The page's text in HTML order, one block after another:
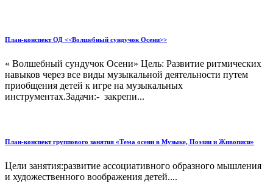
План-конспект ОД <<Волшебный сундучок Осени>>
« Волшебный сундучок Осени» Цель: Развитие ритмических
навыков через все виды музыкальной деятельности путем
приобщения детей к игре на музыкальных
инструментах.Задачи:- закрепи...
План-конспект группового занятия «Тема осени в Музыке, Поэзии и Живописи»
Цели занятия:развитие ассоциативного образного мышления
и художественного воображения детей....